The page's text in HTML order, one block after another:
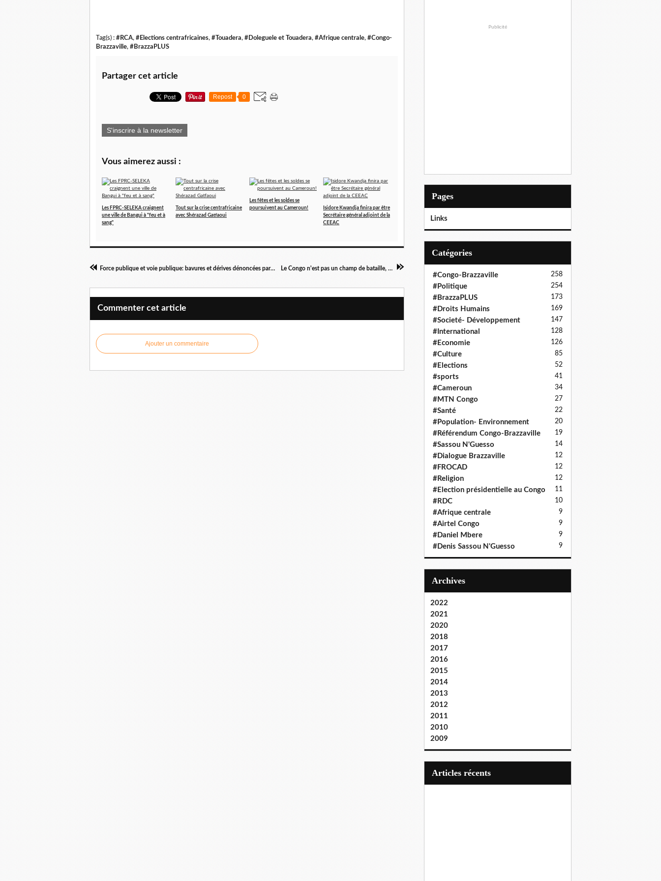
Tag(s) : #RCA, #Elections centrafricaines, #Touadera, #Doleguele et Touadera, #Afrique centrale, #Congo-
Brazzaville, #BrazzaPLUS
Partager cet article
Repost 0
S'inscrire à la newsletter
Vous aimerez aussi :
Les FPRC-SELEKA craignent
une ville de Bangui à "feu et à
sang"
Tout sur la crise centrafricaine
avec Shérazad Gatfaoui
Les fêtes et les soldes se
poursuivent au Cameroun!
Isidore Kwandja finira par être
Secrétaire général adjoint de la
CEEAC
Force publique et voie publique: bavures et dérives dénoncées par Tsengué-Tsengué Le Congo n'est pas un champ de bataille, allez ailleurs!
Commenter cet article
Ajouter un commentaire
Publicité
Pages
Links
Catégories
#Congo-Brazzaville 258
#Politique 254
#BrazzaPLUS 173
#Droits Humains 169
#Societé- Développement 147
#International 128
#Economie 126
#Culture 85
#Elections 52
#sports 41
#Cameroun 34
#MTN Congo 27
#Santé 22
#Population- Environnement 20
#Référendum Congo-Brazzaville 19
#Sassou N'Guesso 14
#Dialogue Brazzaville 12
#FROCAD 12
#Religion 12
#Election présidentielle au Congo 11
#RDC 10
#Afrique centrale 9
#Airtel Congo 9
#Daniel Mbere 9
#Denis Sassou N'Guesso 9
Archives
2022
2021
2020
2018
2017
2016
2015
2014
2013
2012
2011
2010
2009
articles récents